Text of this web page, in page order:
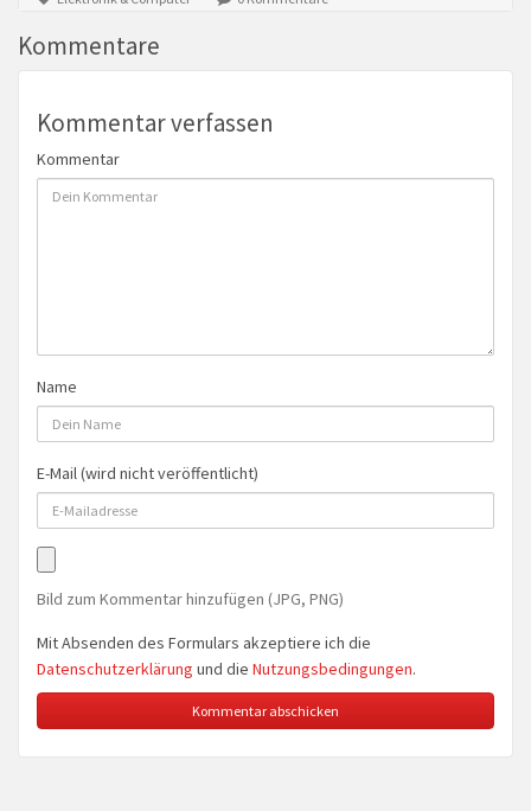
Kommentare
Kommentar verfassen
Kommentar
Name
E-Mail (wird nicht veröffentlicht)
Bild zum Kommentar hinzufügen (JPG, PNG)
Mit Absenden des Formulars akzeptiere ich die
Datenschutzerklärung und die Nutzungsbedingungen.